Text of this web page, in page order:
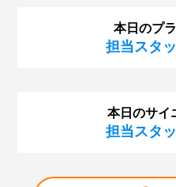
本日のプ
担当スタ
本日のサイ
担当スタ